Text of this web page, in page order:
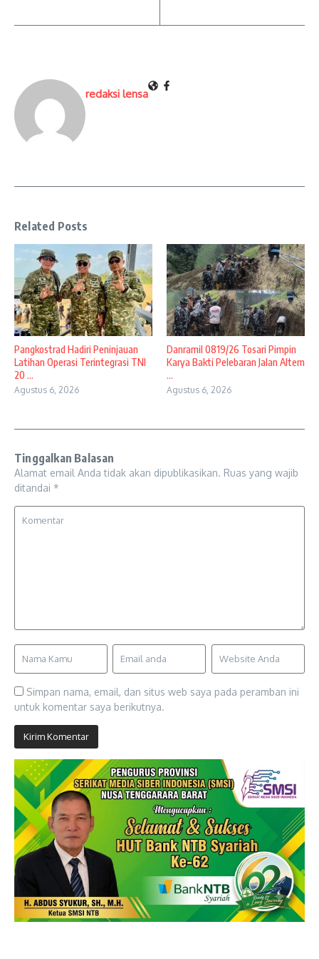
redaksi lensa
Related Posts
Pangkostrad Hadiri Peninjauan
Latihan Operasi Terintegrasi TNI
20 ...
Agustus 6, 2026
Danramil 0819/26 Tosari Pimpin
Karya Bakti Pelebaran Jalan Altern
...
Agustus 6, 2026
Tinggalkan Balasan
Alamat email Anda tidak akan dipublikasikan. Ruas yang wajib
ditandai *
Simpan nama, email, dan situs web saya pada peramban ini
untuk komentar saya berikutnya.